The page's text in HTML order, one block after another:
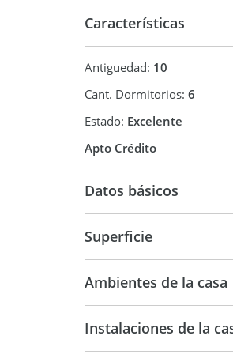
Características
Antiguedad: 10
Cant. Dormitorios: 6
Estado: Excelente
Apto Crédito
Datos básicos
Superficie
Ambientes de la casa
Instalaciones de la